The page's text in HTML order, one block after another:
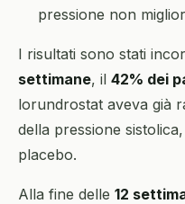
pressione non
I risultati sono stati
settimane, il 42% dei
lorundrostat aveva già
della pressione
placebo.
Alla fine delle 12